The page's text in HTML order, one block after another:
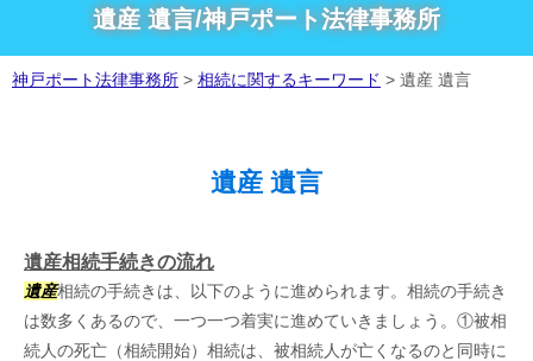
遺産 遺言/神戸ポート法律事務所
神戸ポート法律事務所 > 相続に関するキーワード > 遺産 遺言
遺産 遺言
遺産相続手続きの流れ
遺産相続の手続きは、以下のように進められます。相続の手続き
は数多くあるので、一つ一つ着実に進めていきましょう。①被相
続人の死亡（相続開始）相続は、被相続人が亡くなるのと同時に